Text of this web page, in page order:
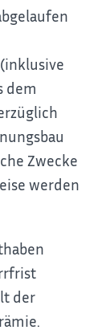
dem
Zwecke
werden
der